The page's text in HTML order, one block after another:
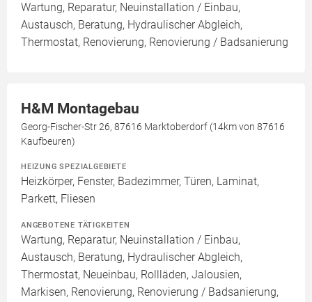
Wartung, Reparatur, Neuinstallation / Einbau,
Austausch, Beratung, Hydraulischer Abgleich,
Thermostat, Renovierung, Renovierung / Badsanierung
H&M Montagebau
Georg-Fischer-Str 26, 87616 Marktoberdorf (14km von 87616
Kaufbeuren)
HEIZUNG SPEZIALGEBIETE
Heizkörper, Fenster, Badezimmer, Türen, Laminat,
Parkett, Fliesen
ANGEBOTENE TÄTIGKEITEN
Wartung, Reparatur, Neuinstallation / Einbau,
Austausch, Beratung, Hydraulischer Abgleich,
Thermostat, Neueinbau, Rollläden, Jalousien,
Markisen, Renovierung, Renovierung / Badsanierung,